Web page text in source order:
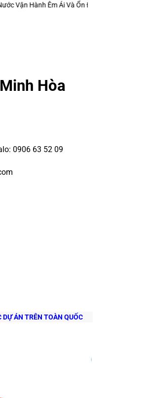
Hailiang – Một Chi Tiết Nhỏ Có Thể Quyết
Hòa
0906 63 52 09
ÁN TRÊN TOÀN QUỐC